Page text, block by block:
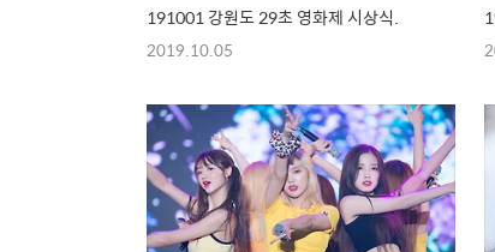
191001 강원도 29초 영화제 시상식.
2019.10.05